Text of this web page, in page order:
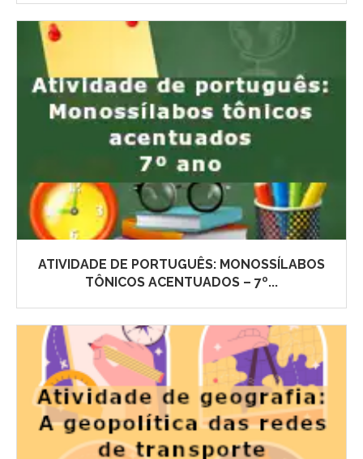
ATIVIDADE DE PORTUGUÊS: MONOSSÍLABOS
TÔNICOS ACENTUADOS – 7º...